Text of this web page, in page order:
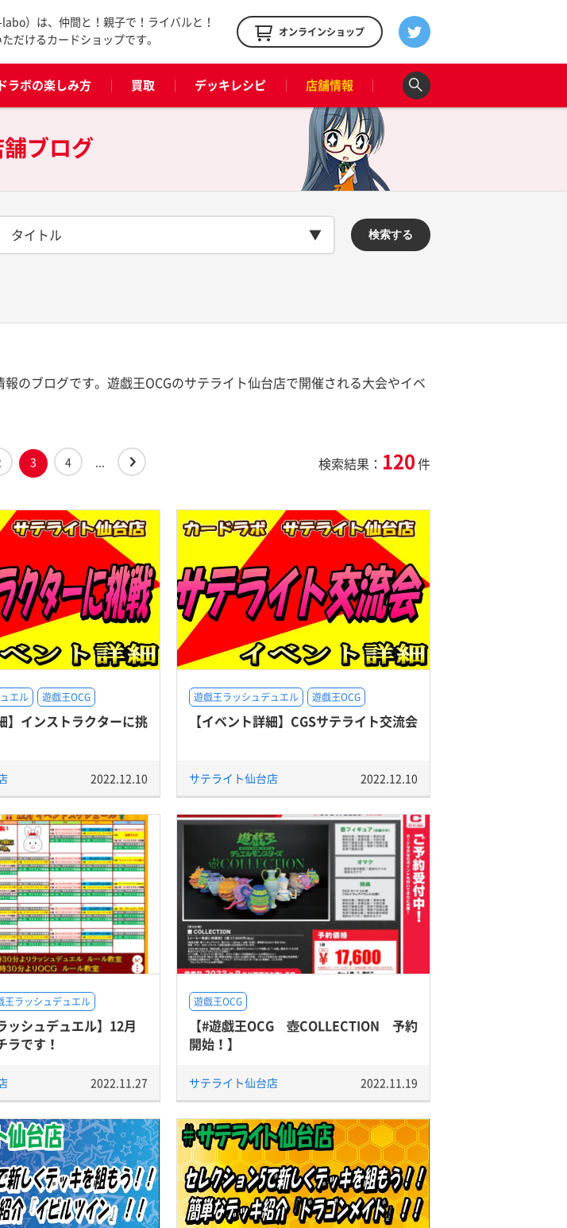
）は、仲間と！親子で！ライバルと！
だけるカードショップです。
オンラインショップ
ラボの楽しみ方 買取 デッキレシピ 店舗情報
ブログ
タイトル 検索する
のブログです。遊戯王OCGのサテライト仙台店で開催される大会やイベ
3 4 ... 検索結果： 120件
エル 遊戯王OCG
】インストラクターに挑
2022.12.10
遊戯王ラッシュデュエル 遊戯王OCG
【イベント詳細】CGSサテライト交流会
サテライト仙台店 2022.12.10
王ラッシュデュエル
ッシュデュエル】12月
ラです！
2022.11.27
遊戯王OCG
【#遊戯王OCG 壺COLLECTION 予約
開始！】
サテライト仙台店 2022.11.19